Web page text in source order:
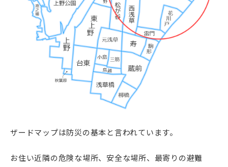
ザードマップは防災の基本と言われています。
お住い近隣の危険な場所、安全な場所、最寄りの避難